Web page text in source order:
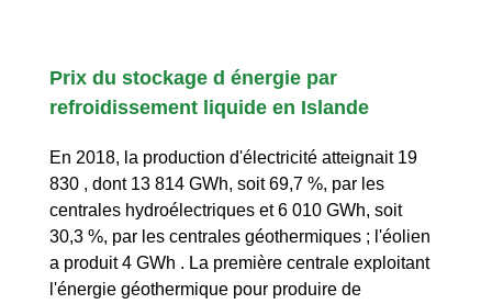
Prix du stockage d énergie par
refroidissement liquide en Islande
En 2018, la production d'électricité atteignait 19
830 , dont 13 814 GWh, soit 69,7 %, par les
centrales hydroélectriques et 6 010 GWh, soit
30,3 %, par les centrales géothermiques ; l'éolien
a produit 4 GWh . La première centrale exploitant
l'énergie géothermique pour produire de